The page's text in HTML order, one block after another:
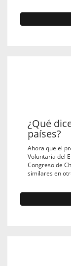
¿Qué
países?
Ahora que el
Voluntaria del
Congreso de
similares en